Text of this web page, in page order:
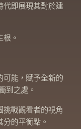
代即展現其對於建
。
可能，賦予全新的
到之處。
挑戰觀看者的視角
的平衡點。